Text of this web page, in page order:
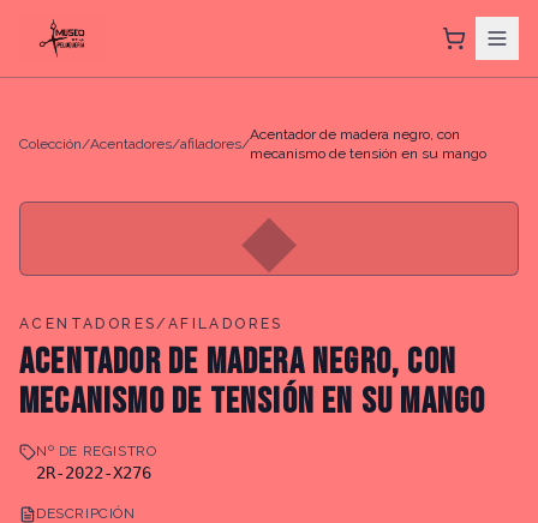
Colección/Acentadores/afiladores/
Acentador de madera negro, con
mecanismo de tensión en su mango
◆
ACENTADORES/AFILADORES
ACENTADOR DE MADERA NEGRO, CON
MECANISMO DE TENSIÓN EN SU MANGO
Nº DE REGISTRO
2R-2022-X276
DESCRIPCIÓN